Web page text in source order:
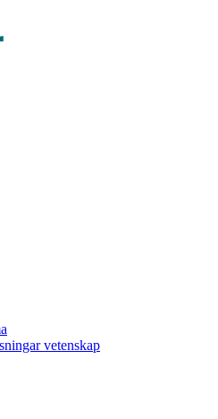
vetenskap